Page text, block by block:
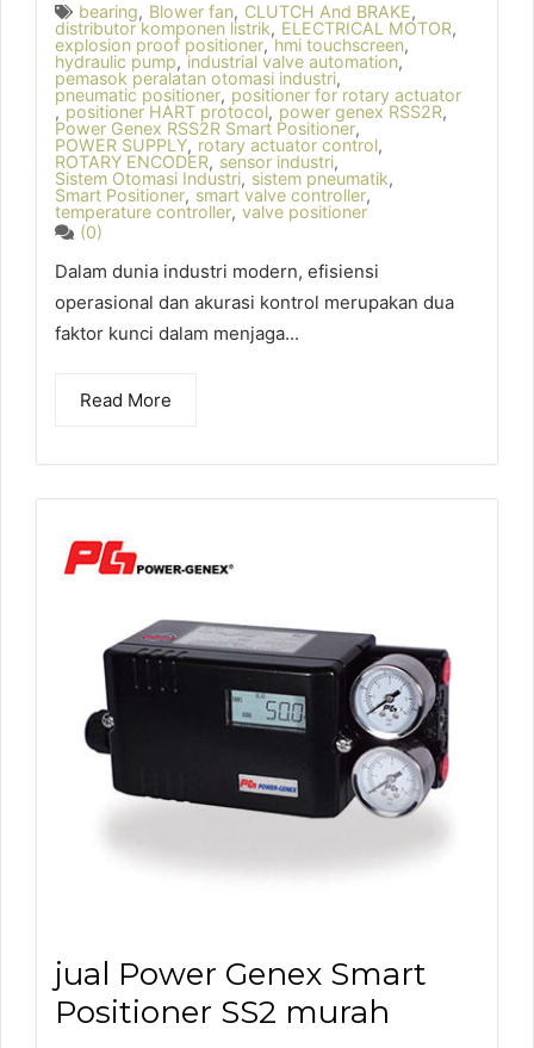
bearing, Blower fan, CLUTCH And BRAKE,
distributor komponen listrik, ELECTRICAL MOTOR,
explosion proof positioner, hmi touchscreen,
hydraulic pump, industrial valve automation,
pemasok peralatan otomasi industri,
pneumatic positioner, positioner for rotary actuator
, positioner HART protocol, power genex RSS2R,
Power Genex RSS2R Smart Positioner,
POWER SUPPLY, rotary actuator control,
ROTARY ENCODER, sensor industri,
Sistem Otomasi Industri, sistem pneumatik,
Smart Positioner, smart valve controller,
temperature controller, valve positioner
(0)
Dalam dunia industri modern, efisiensi
operasional dan akurasi kontrol merupakan dua
faktor kunci dalam menjaga...
Read More
jual Power Genex Smart
Positioner SS2 murah